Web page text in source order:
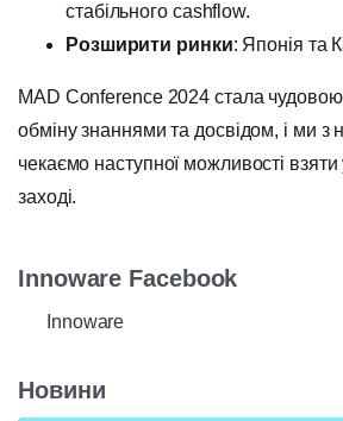
стабільного cashflow.
Розширити ринки: Японія та
MAD Conference 2024 стала
обміну знаннями та досвідом, і ми з
чекаємо наступної можливості
заході.
Innoware Facebook
Innoware
Новини